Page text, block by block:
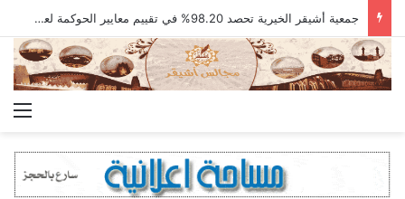
حفل ختام أنشطة روضة أشيقر للعام 1447هـ